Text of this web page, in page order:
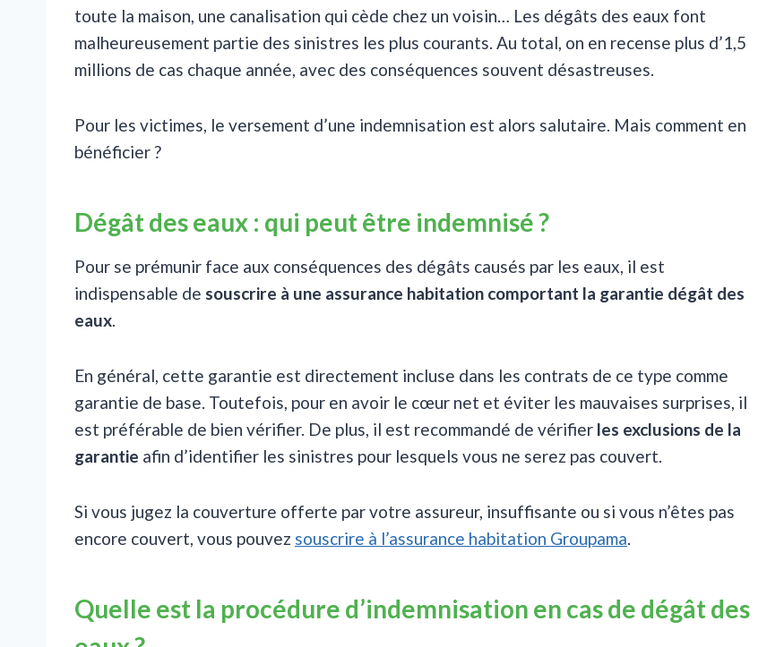
toute la maison, une canalisation qui cède chez un voisin… Les dégâts des eaux font
malheureusement partie des sinistres les plus courants. Au total, on en recense plus d’1,5
millions de cas chaque année, avec des conséquences souvent désastreuses.
Pour les victimes, le versement d’une indemnisation est alors salutaire. Mais comment en
bénéficier ?
Dégât des eaux : qui peut être indemnisé ?
Pour se prémunir face aux conséquences des dégâts causés par les eaux, il est
indispensable de souscrire à une assurance habitation comportant la garantie dégât des
eaux.
En général, cette garantie est directement incluse dans les contrats de ce type comme
garantie de base. Toutefois, pour en avoir le cœur net et éviter les mauvaises surprises, il
est préférable de bien vérifier. De plus, il est recommandé de vérifier les exclusions de la
garantie afin d’identifier les sinistres pour lesquels vous ne serez pas couvert.
Si vous jugez la couverture offerte par votre assureur, insuffisante ou si vous n’êtes pas
encore couvert, vous pouvez souscrire à l’assurance habitation Groupama.
Quelle est la procédure d’indemnisation en cas de dégât des